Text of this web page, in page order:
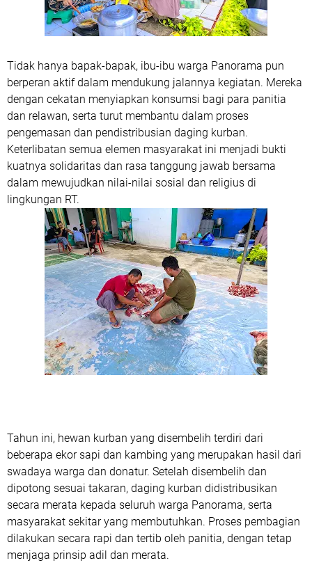
Tidak hanya bapak-bapak, ibu-ibu warga Panorama pun
berperan aktif dalam mendukung jalannya kegiatan. Mereka
dengan cekatan menyiapkan konsumsi bagi para panitia
dan relawan, serta turut membantu dalam proses
pengemasan dan pendistribusian daging kurban.
Keterlibatan semua elemen masyarakat ini menjadi bukti
kuatnya solidaritas dan rasa tanggung jawab bersama
dalam mewujudkan nilai-nilai sosial dan religius di
lingkungan RT.
Tahun ini, hewan kurban yang disembelih terdiri dari
beberapa ekor sapi dan kambing yang merupakan hasil dari
swadaya warga dan donatur. Setelah disembelih dan
dipotong sesuai takaran, daging kurban didistribusikan
secara merata kepada seluruh warga Panorama, serta
masyarakat sekitar yang membutuhkan. Proses pembagian
dilakukan secara rapi dan tertib oleh panitia, dengan tetap
menjaga prinsip adil dan merata.